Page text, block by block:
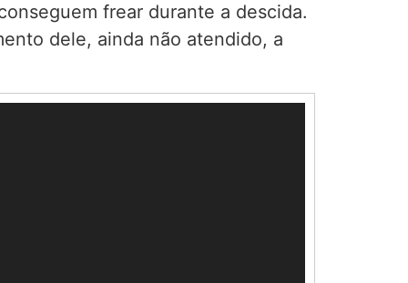
frear durante a descida.
dele, ainda não atendido, a